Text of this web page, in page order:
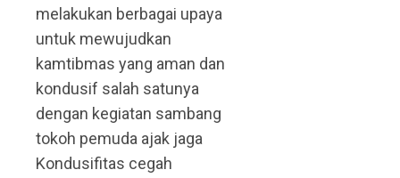
melakukan berbagai upaya
untuk mewujudkan
kamtibmas yang aman dan
kondusif salah satunya
dengan kegiatan sambang
tokoh pemuda ajak jaga
Kondusifitas cegah